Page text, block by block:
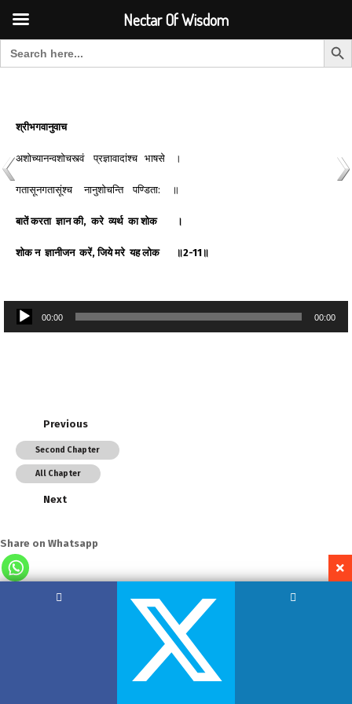
Search for: Search
श्रीभगवानुवाच
अशोच्यानन्वशोचस्त्वं प्रज्ञावादांश्च भाषसे ।
गतासूनगतासूंश्च नानुशोचन्ति पण्डिता: ॥
बातें करता ज्ञान की,करे व्यर्थ का शोक ।
शोक न ज्ञानीजन करें,जिये मरे यह लोक ॥2-11 ॥
Audio
Player
00:00 00:00
Previous
Second Chapter
All Chapter
Next
Share on Whatsapp
Nectar Of Wisdom